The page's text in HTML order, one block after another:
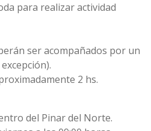
para realizar actividad
ser acompañados por un
2 hs.
del Pinar del Norte.